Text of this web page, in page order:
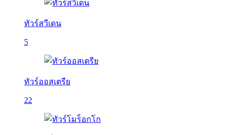
ทัวร์สวีเดน
5
ทัวร์ออสเตรีย
22